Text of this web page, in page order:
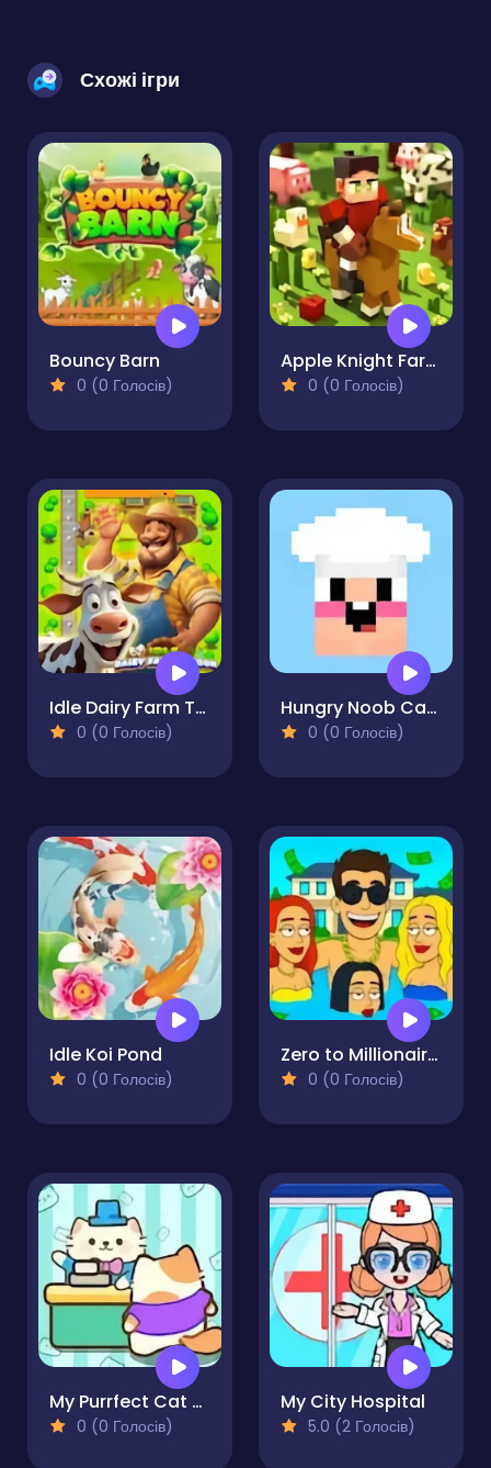
Схожі ігри
Bouncy Barn
0 (0 Голосів)
Apple Knight Farmers Market
0 (0 Голосів)
Idle Dairy Farm Tycoon
0 (0 Голосів)
Hungry Noob Cafe Simulator
0 (0 Голосів)
Idle Koi Pond
0 (0 Голосів)
Zero to Millionaire!
0 (0 Голосів)
My Purrfect Cat Hotel
0 (0 Голосів)
My City Hospital
5.0 (2 Голосів)